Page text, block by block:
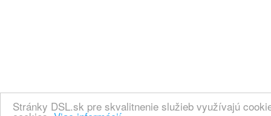
Stránky DSL.sk pre skvalitnenie služieb využívajú